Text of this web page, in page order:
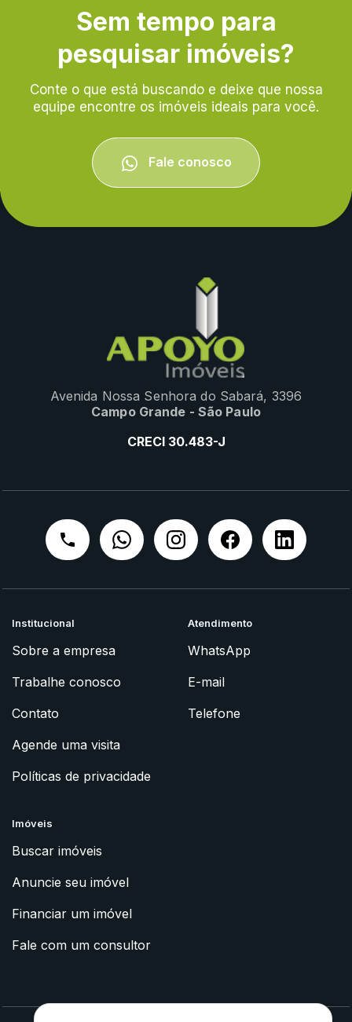
Sem tempo para
pesquisar imóveis?
Conte o que está buscando e deixe que nossa
equipe encontre os imóveis ideais para você.
Fale conosco
Avenida Nossa Senhora do Sabará, 3396
Campo Grande - São Paulo
CRECI 30.483-J
Institucional
Sobre a empresa
Trabalhe conosco
Contato
Agende uma visita
Políticas de privacidade
Atendimento
WhatsApp
E-mail
Telefone
Imóveis
Buscar imóveis
Anuncie seu imóvel
Financiar um imóvel
Fale com um consultor